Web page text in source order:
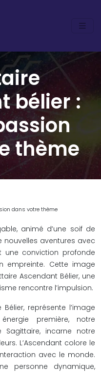
bélier :
thème
dans votre thème
animé d’une soif de
aventures avec
une conviction profonde
Cette image
Ascendant Bélier, une
rencontre l’impulsion.
représente l’image
première, notre
incarne notre
L’Ascendant colore le
avec le monde.
personne dynamique,